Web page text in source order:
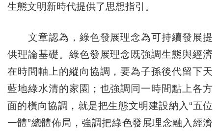
生態文明新時代提供了思想指引。
文章認為，綠色發展理念為可持續發展提
供理論基礎。綠色發展理念既強調生態與經濟
在時間軸上的縱向協調，要為子孫後代留下天
藍地綠水清的家園；也強調同一時間點上各方
面的橫向協調，就是把生態文明建設納入“五位
一體”總體佈局，強調把綠色發展理念融入經濟